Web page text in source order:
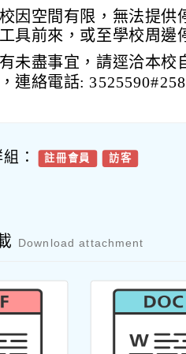
因空間有限，無法提供
具前來，或至學校周邊
未盡事宜，請逕洽本校
連絡電話: 3525590#258
： 註冊會員 訪客
Download attachment